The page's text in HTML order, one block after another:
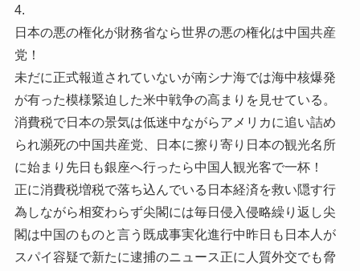
4.
日本の悪の権化が財務省なら世界の悪の権化は中国共産
党！
未だに正式報道されていないが南シナ海では海中核爆発
が有った模様緊迫した米中戦争の高まりを見せている。
消費税で日本の景気は低迷中ながらアメリカに追い詰め
られ瀕死の中国共産党、日本に擦り寄り日本の観光名所
に始まり先日も銀座へ行ったら中国人観光客で一杯！
正に消費税増税で落ち込んでいる日本経済を救い隠す行
為しながら相変わらず尖閣には毎日侵入侵略繰り返し尖
閣は中国のものと言う既成事実化進行中昨日も日本人が
スパイ容疑で新たに逮捕のニュース正に人質外交でも脅